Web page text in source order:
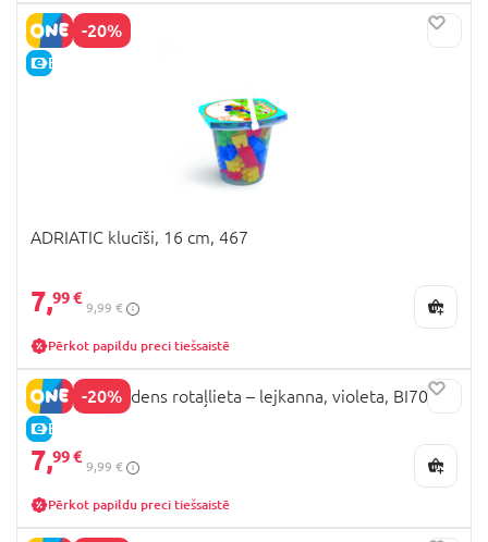
-20%
E-CENA
ADRIATIC klucīši, 16 cm, 467
7,99 €
9,99 €
Pērkot papildu preci tiešsaistē
-20%
E-CENA
BIBIO PlaBi ūdens rotaļlieta – lejkanna, violeta, BI70110
7,99 €
9,99 €
Pērkot papildu preci tiešsaistē